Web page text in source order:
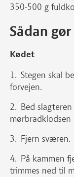
350-500 g
Sådan
Kødet
Stegen skal
forvejen.
Bed
Fjern sværen.
På kammen
trimmes ned til